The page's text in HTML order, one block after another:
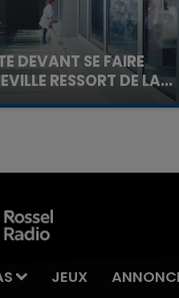
DEVANT SE FAIRE
RESSORT DE LA...
contre la clinique qui a
l'été
JEUX